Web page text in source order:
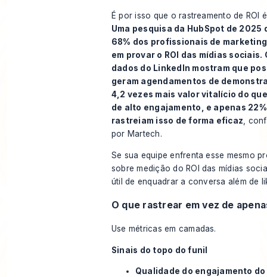
É por isso que o rastreamento de ROI
Uma pesquisa da HubSpot de 2025
68% dos profissionais de
em provar o ROI das mídias sociais.
dados do LinkedIn mostram que
geram agendamentos de
4,2 vezes mais valor vitalício do
de alto engajamento, e apenas
rastreiam isso de forma eficaz,
por Martech.
Se sua equipe enfrenta esse mesmo
sobremedição do ROI das mídias
útil de enquadrar a conversa além de
O que rastrear em vez de
Use métricas em camadas.
Sinais do topo do funil
Qualidade do engajamento